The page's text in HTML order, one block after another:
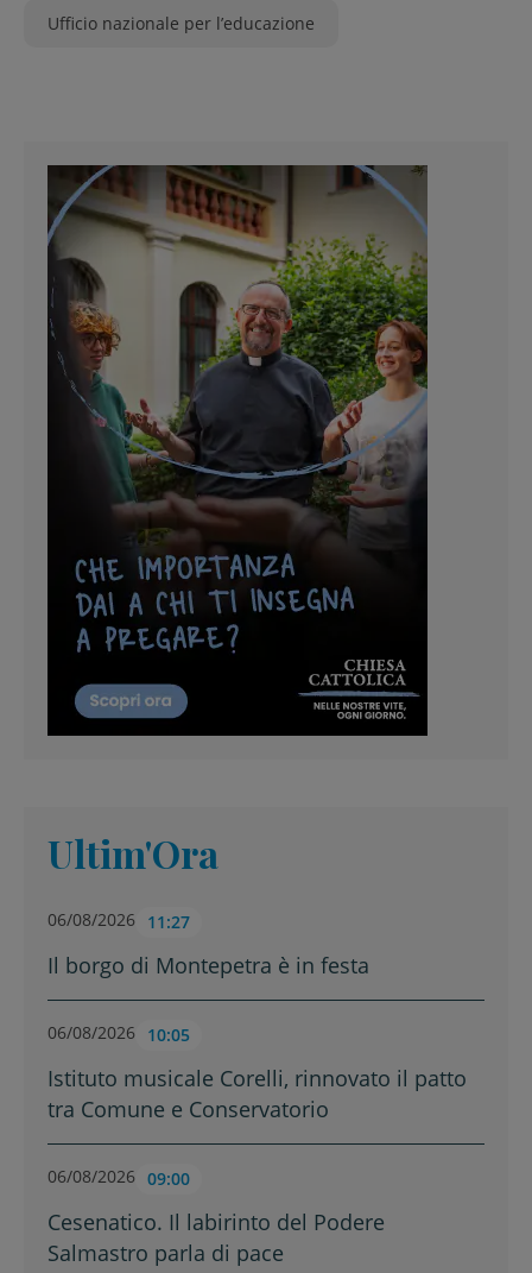
Ufficio nazionale per l’educazione
Ultim'Ora
06/08/2026 11:27
Il borgo di Montepetra è in festa
06/08/2026 10:05
Istituto musicale Corelli, rinnovato il patto
tra Comune e Conservatorio
06/08/2026 09:00
Cesenatico. Il labirinto del Podere
Salmastro parla di pace